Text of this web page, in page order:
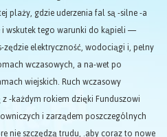
plaży, gdzie uderzenia fal są -silne -a
i wskutek tego warunki do kąpieli —
elektryczność, wodociągi i, pełny
wczasowych, a na-wet po
wiejskich. Ruch wczasowy
-każdym rokiem dzięki Funduszowi
i zarządem poszczególnych
nie szczędzą trudu, .aby coraz to nowe